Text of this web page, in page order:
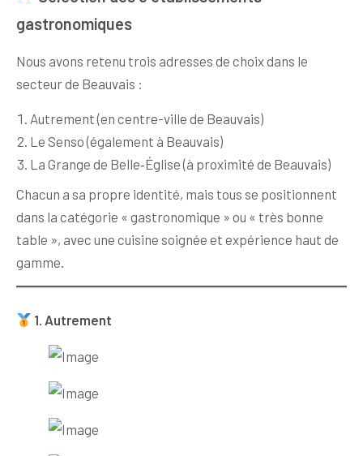
gastronomiques
Nous avons retenu trois adresses de choix dans le
secteur de Beauvais :
Autrement (en centre-ville de Beauvais)
Le Senso (également à Beauvais)
La Grange de Belle‑Église (à proximité de Beauvais)
Chacun a sa propre identité, mais tous se positionnent
dans la catégorie « gastronomique » ou « très bonne
table », avec une cuisine soignée et expérience haut de
gamme.
1. Autrement